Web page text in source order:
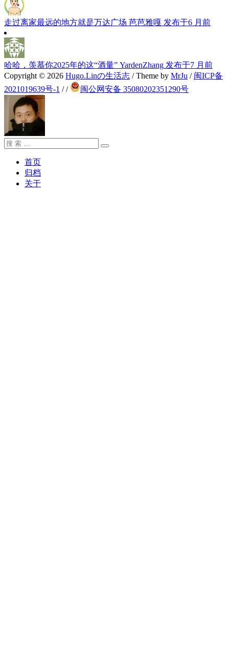
走过离家最远的地方就是万达广场 芭芭雅嘎 发布于6 月前
哈哈，羡慕你2025年的这“酒量” YardenZhang 发布于7 月前
Copyright © 2026 Hugo.Linの生活志 / Theme by MrJu / 闽ICP备
2021019639号-1 // 闽公网安备 35080202351290号
搜
搜
首页
归档
关于